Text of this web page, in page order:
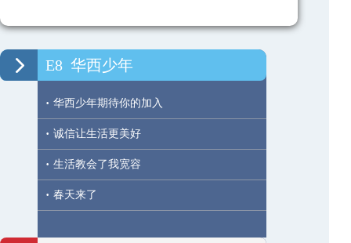
E8 华西少年
· 华西少年期待你的加入
· 诚信让生活更美好
· 生活教会了我宽容
· 春天来了